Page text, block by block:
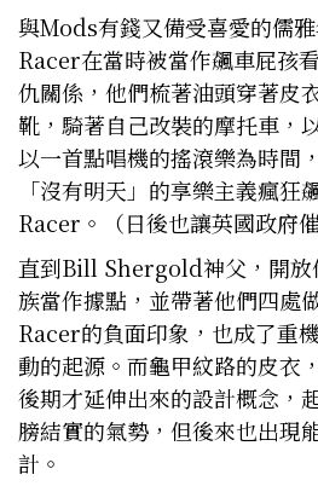
與Mods有錢又備受喜愛的儒
Racer在當時被當作飆車屁孩
仇關係，他們梳著油頭穿著皮
靴，騎著自己改裝的摩托車，
以一首點唱機的搖滾樂為時間
「沒有明天」的享樂主義瘋
Racer。（日後也讓英國政府
直到Bill Shergold神父，開放
族當作據點，並帶著他們四處
Racer的負面印象，也成了重
動的起源。而龜甲紋路的皮衣
後期才延伸出來的設計概念，
膀結實的氣勢，但後來也出現
計。